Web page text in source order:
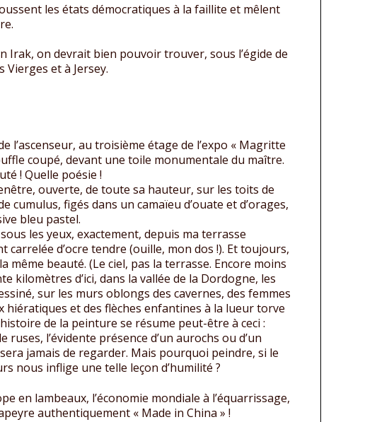
les états démocratiques à la faillite et mêlent
Irak, on devrait bien pouvoir trouver, sous l’égide de
et à Jersey.
l’ascenseur, au troisième étage de l’expo « Magritte
coupé, devant une toile monumentale du maître.
! Quelle poésie !
ouverte, de toute sa hauteur, sur les toits de
cumulus, figés dans un camaïeu d’ouate et d’orages,
bleu pastel.
sous les yeux, exactement, depuis ma terrasse
d’ocre tendre (ouille, mon dos !). Et toujours,
même beauté. (Le ciel, pas la terrasse. Encore moins
kilomètres d’ici, dans la vallée de la Dordogne, les
sur les murs oblongs des cavernes, des femmes
hiératiques et des flèches enfantines à la lueur torve
de la peinture se résume peut-être à ceci :
l’évidente présence d’un aurochs ou d’un
jamais de regarder. Mais pourquoi peindre, si le
nous inflige une telle leçon d’humilité ?
en lambeaux, l’économie mondiale à l’équarrissage,
authentiquement « Made in China » !